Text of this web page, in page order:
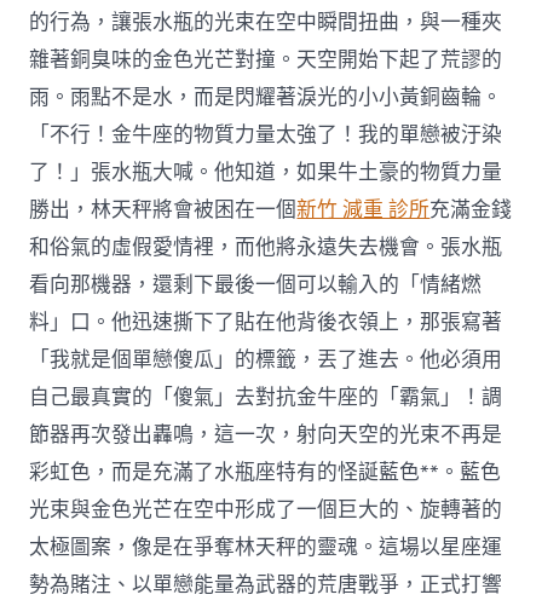
的行為，讓張水瓶的光束在空中瞬間扭曲，與一種夾
雜著銅臭味的金色光芒對撞。天空開始下起了荒謬的
雨。雨點不是水，而是閃耀著淚光的小小黃銅齒輪。
「不行！金牛座的物質力量太強了！我的單戀被汙染
了！」張水瓶大喊。他知道，如果牛土豪的物質力量
勝出，林天秤將會被困在一個新竹 減重 診所充滿金錢
和俗氣的虛假愛情裡，而他將永遠失去機會。張水瓶
看向那機器，還剩下最後一個可以輸入的「情緒燃
料」口。他迅速撕下了貼在他背後衣領上，那張寫著
「我就是個單戀傻瓜」的標籤，丟了進去。他必須用
自己最真實的「傻氣」去對抗金牛座的「霸氣」！調
節器再次發出轟鳴，這一次，射向天空的光束不再是
彩虹色，而是充滿了水瓶座特有的怪誕藍色**。藍色
光束與金色光芒在空中形成了一個巨大的、旋轉著的
太極圖案，像是在爭奪林天秤的靈魂。這場以星座運
勢為賭注、以單戀能量為武器的荒唐戰爭，正式打響